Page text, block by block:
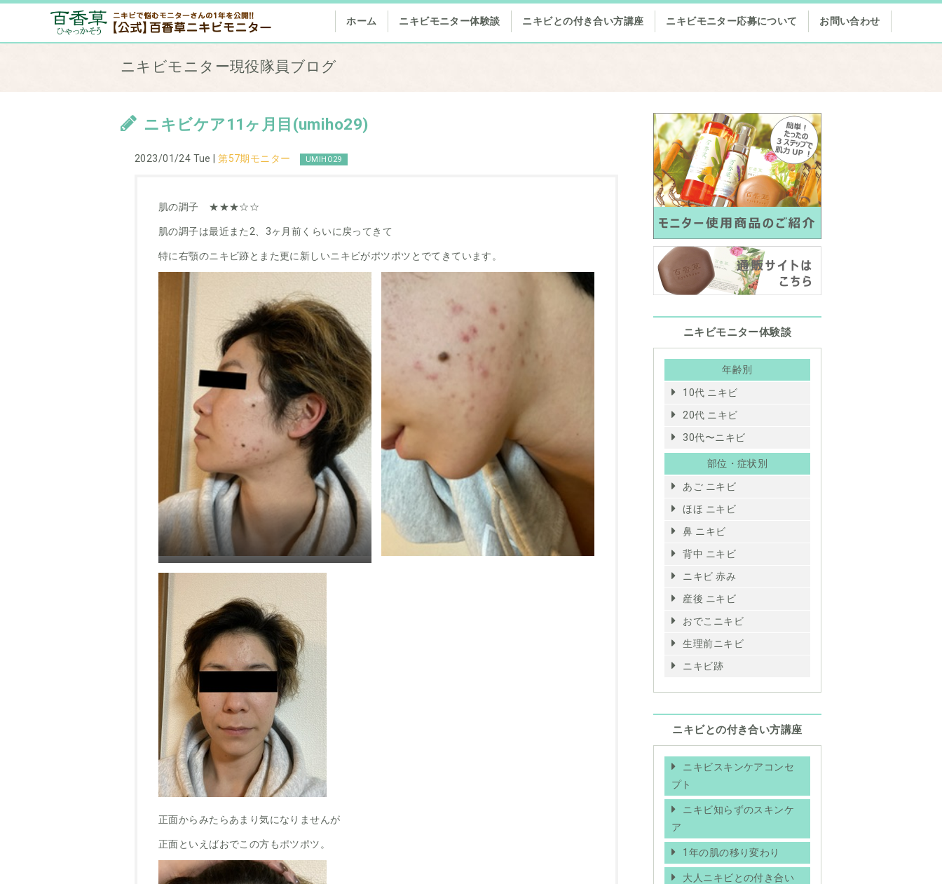
ホーム ニキビモニター体験談 ニキビとの付き合い方講座 ニキビモニター応募について お問い合わせ
ニキビモニター現役隊員ブログ
ニキビケア11ヶ月目(umiho29)
2023/01/24 Tue |第57期モニター UMIHO29
肌の調子 ★★★☆☆
肌の調子は最近また2、3ヶ月前くらいに戻ってきて
特に右顎のニキビ跡とまた更に新しいニキビがポツポツとでてきています。
正面からみたらあまり気になりませんが
正面といえばおでこの方もポツポツ。
ニキビモニター体験談
年齢別
10代 ニキビ
20代 ニキビ
30代〜ニキビ
部位・症状別
あご ニキビ
ほほ ニキビ
鼻 ニキビ
背中 ニキビ
ニキビ 赤み
産後 ニキビ
おでこニキビ
生理前ニキビ
ニキビ跡
ニキビとの付き合い方講座
ニキビスキンケアコンセ
プト
ニキビ知らずのスキンケ
ア
1年の肌の移り変わり
大人ニキビとの付き合い